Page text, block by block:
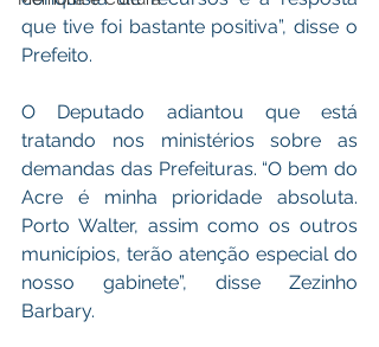
que tive foi bastante positiva”, disse o
Prefeito.
O Deputado adiantou que está
tratando nos ministérios sobre as
demandas das Prefeituras. “O bem do
Acre é minha prioridade absoluta.
Porto Walter, assim como os outros
municípios, terão atenção especial do
nosso gabinete”, disse Zezinho
Barbary.